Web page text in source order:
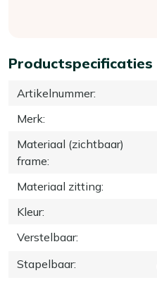
Productspecificaties
Artikelnummer:
Merk:
Materiaal (zichtbaar)
frame:
Materiaal zitting:
Kleur:
Verstelbaar:
Stapelbaar: